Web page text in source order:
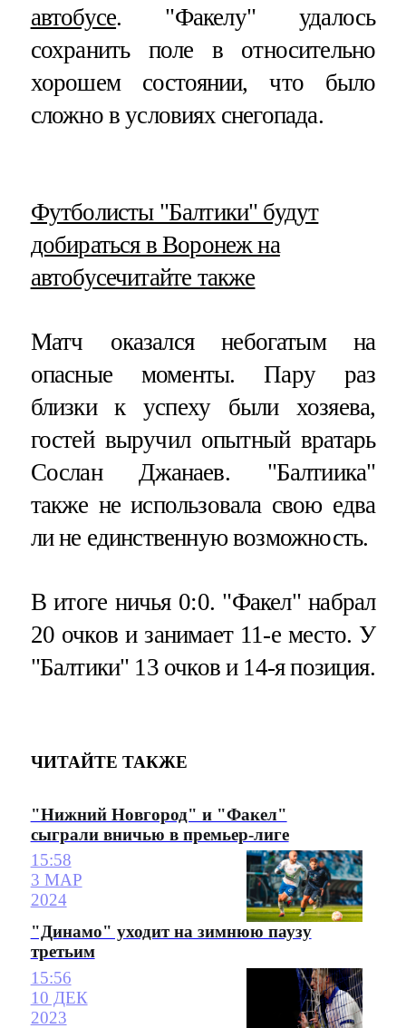
автобусе. "Факелу" удалось
сохранить поле в относительно
хорошем состоянии, что было
сложно в условиях снегопада.
​Футболисты "Балтики" будут
добираться в Воронеж на
автобусечитайте также
Матч оказался небогатым на
опасные моменты. Пару раз
близки к успеху были хозяева,
гостей выручил опытный вратарь
Сослан Джанаев. "Балтиика"
также не использовала свою едва
ли не единственную возможность.
В итоге ничья 0:0. "Факел" набрал
20 очков и занимает 11-е место. У
"Балтики" 13 очков и 14-я позиция.
ЧИТАЙТЕ ТАКЖЕ
"Нижний Новгород" и "Факел"
сыграли вничью в премьер-лиге
15:58
3 МАР
2024
"Динамо" уходит на зимнюю паузу
третьим
15:56
10 ДЕК
2023